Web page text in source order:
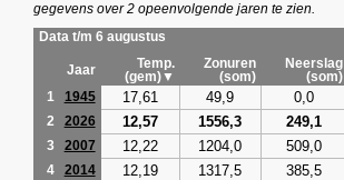
gegevens over 2 opeenvolgende jaren te zien.
Data t/m 6 augustus
Jaar
Temp.
(gem)▼
Zonuren
(som)
Neerslag
(som)
1
1945 17,61 49,9 0,0
2 2026 12,57 1556,3 249,1
3 2007 12,22 1204,0 509,0
4 2014 12,19 1317,5 385,5